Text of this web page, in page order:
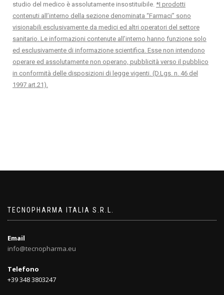
studio del medico è assolutamente insostituibile. *I prodotti
contenuti all’interno della sezione denominata “Farmaci” sono
visionabili esclusivamente da medici ed altri operatori del settore
sanitario. Le informazioni contenute all’interno hanno funzione solo
ed esclusivamente di informazione scientifica. Esse non intendono
operare ed assolutamente non operano, pubblicità verso il pubblico
in conformità delle disposizioni di legge vigenti. (D.Lgs. n. 46 del
1997 art.21).
TECNOPHARMA ITALIA S.R.L.
Email
info@tecnopharma.eu
Telefono
+39 348 3803247